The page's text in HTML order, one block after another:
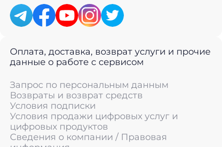
Оплата, доставка, возврат услуги и прочие
данные о работе с сервисом
Запрос по персональным данным
Возвраты и возврат средств
Условия подписки
Условия продажи цифровых услуг и
цифровых продуктов
Сведения о компании / Правовая